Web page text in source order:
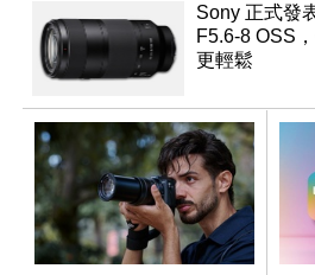
Sony 正式發
F5.6-8 OSS
更輕鬆